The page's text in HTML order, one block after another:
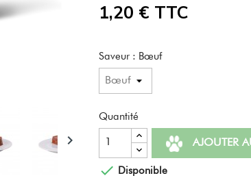

1,20 € TTC
Saveur : Bœuf
Quantité
AJOUTER
 Disponible